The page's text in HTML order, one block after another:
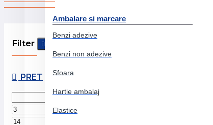
Ambalare si marcare
Benzi adezive
Benzi non adezive
Sfoara
Hartie ambalaj
Elastice
Filter
PRET